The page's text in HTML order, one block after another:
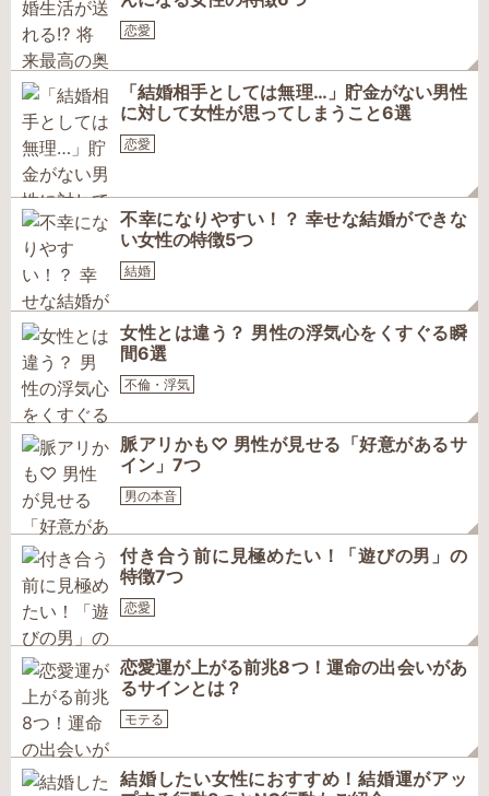
恋愛
「結婚相手としては無理…」貯金がない男性
に対して女性が思ってしまうこと6選
恋愛
不幸になりやすい！？ 幸せな結婚ができな
い女性の特徴5つ
結婚
女性とは違う？ 男性の浮気心をくすぐる瞬
間6選
不倫・浮気
脈アリかも♡ 男性が見せる「好意があるサ
イン」7つ
男の本音
付き合う前に見極めたい！「遊びの男」の
特徴7つ
恋愛
恋愛運が上がる前兆8つ！運命の出会いがあ
るサインとは？
モテる
結婚したい女性におすすめ！結婚運がアッ